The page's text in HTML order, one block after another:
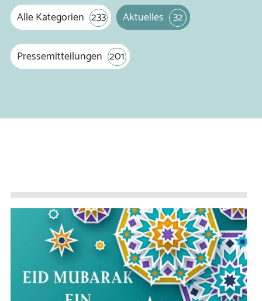
Alle Kategorien 233 Aktuelles 32
Pressemitteilungen 201